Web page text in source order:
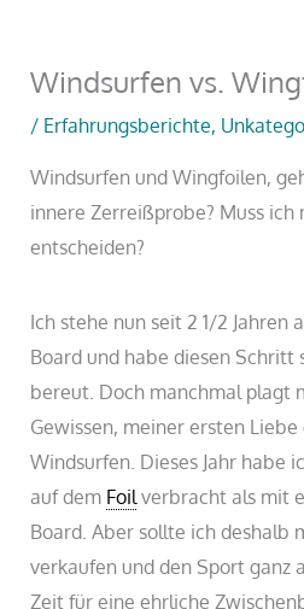
Windsurfen vs.
/ Erfahrungsberichte,
Windsurfen und Wingfoilen,
innere Zerreißprobe? Muss ich
entscheiden?
Ich stehe nun seit 2 1/2 Jahren
Board und habe diesen Schritt
bereut. Doch manchmal plagt
Gewissen, meiner ersten
Windsurfen. Dieses Jahr habe
auf dem Foil verbracht als mit
Board. Aber sollte ich deshalb
verkaufen und den Sport ganz
Zeit für eine ehrliche